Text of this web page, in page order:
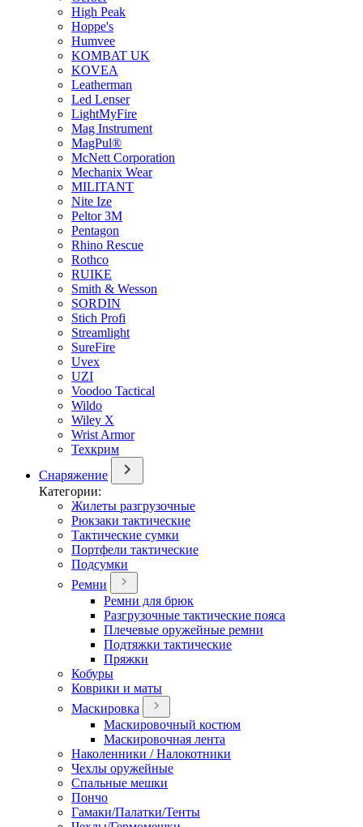
High Peak
Hoppe's
Humvee
KOMBAT UK
KOVEA
Leatherman
Led Lenser
LightMyFire
Mag Instrument
MagPul®
McNett Corporation
Mechanix Wear
MILITANT
Nite Ize
Peltor 3M
Pentagon
Rhino Rescue
Rothco
RUIKE
Smith & Wesson
SORDIN
Stich Profi
Streamlight
SureFire
Uvex
UZI
Voodoo Tactical
Wildo
Wiley X
Wrist Armor
Техкрим
Снаряжение
Категории:
Жилеты разгрузочные
Рюкзаки тактические
Тактические сумки
Портфели тактические
Подсумки
Ремни
Ремни для брюк
Разгрузочные тактические пояса
Плечевые оружейные ремни
Подтяжки тактические
Пряжки
Кобуры
Коврики и маты
Маскировка
Маскировочный костюм
Маскировочная лента
Наколенники / Налокотники
Чехлы оружейные
Спальные мешки
Пончо
Гамаки/Палатки/Тенты